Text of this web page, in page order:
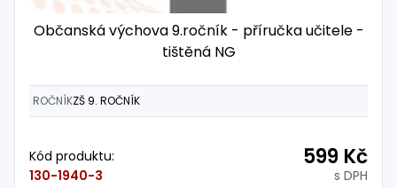
Občanská výchova 9.ročník - příručka učitele -
tištěná NG
ROČNÍKZŠ 9. ROČNÍK
Kód produktu:
130-1940-3
599 Kč
s DPH